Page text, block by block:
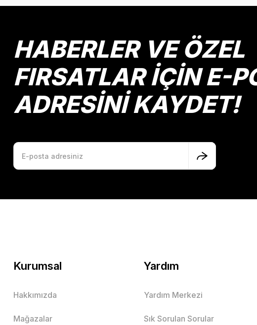
Ürün açıklamasında eksik bilgiler bulunuyor.
Bu ürüne benzer farklı alternatifler olmalı.
HABERLER VE ÖZEL
FIRSATLAR İÇİN E-
ADRESİNİ KAYDET!
Kurumsal
Hakkımızda
Mağazalar
Yardım
Yardım Merkezi
Sık Sorulan Sorular